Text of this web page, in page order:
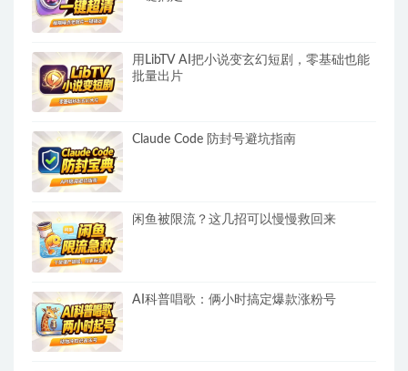
用LibTV AI把小说变玄幻短剧，零基础也能
批量出片
Claude Code 防封号避坑指南
闲鱼被限流？这几招可以慢慢救回来
AI科普唱歌：俩小时搞定爆款涨粉号